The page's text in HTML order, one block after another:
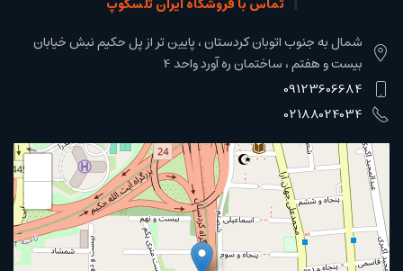
شمال به جنوب اتوبان کردستان ، پایین تر از پل حکیم نبش خیابان
بیست و هفتم ، ساختمان ره آورد واحد 4
09123606684
02188024034